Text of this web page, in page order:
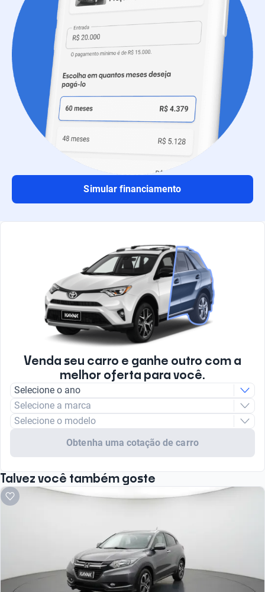
Simular financiamento
Venda seu carro e ganhe outro com a
melhor oferta para você.
Selecione o ano
Selecione a marca
Selecione o modelo
Obtenha uma cotação de carro
Talvez você também goste